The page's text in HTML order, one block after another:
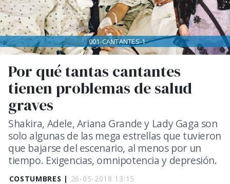
COSTUMBRES | 26-05-2018 13:15
Por qué tantas cantantes
tienen problemas de salud
graves
Shakira, Adele, Ariana Grande y Lady Gaga son
solo algunas de las mega estrellas que tuvieron
que bajarse del escenario, al menos por un
tiempo. Exigencias, omnipotencia y depresión.
001-CANTANTES-1